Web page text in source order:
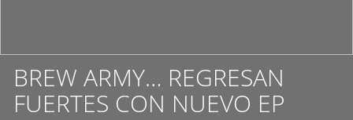
BREW ARMY… REGRESAN
FUERTES CON NUEVO EP